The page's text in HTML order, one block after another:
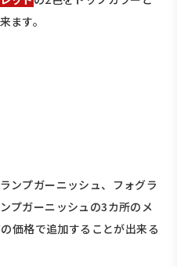
ます。
ンプガーニッシュ、フォグラ
プガーニッシュの3カ所のメ
価格で追加することが出来る